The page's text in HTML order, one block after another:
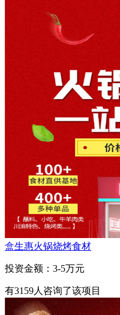
盒生惠火锅烧烤食材
投资金额： 3-5万元
有3159人咨询了该项目